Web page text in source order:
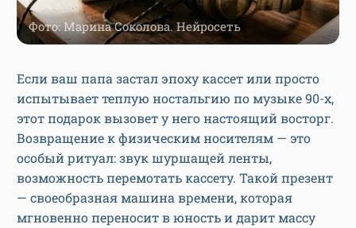
Фото: Марина Соколова. Нейросеть
Если ваш папа застал эпоху кассет или просто
испытывает теплую ностальгию по музыке 90-х,
этот подарок вызовет у него настоящий восторг.
Возвращение к физическим носителям — это
особый ритуал: звук шуршащей ленты,
возможность перемотать кассету. Такой презент
— своеобразная машина времени, которая
мгновенно переносит в юность и дарит массу